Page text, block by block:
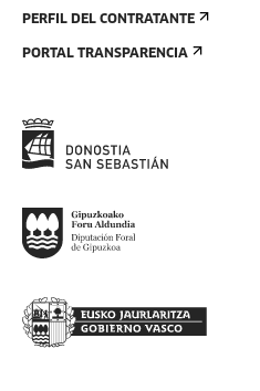
PERFIL DEL CONTRATANTE
PORTAL TRANSPARENCIA